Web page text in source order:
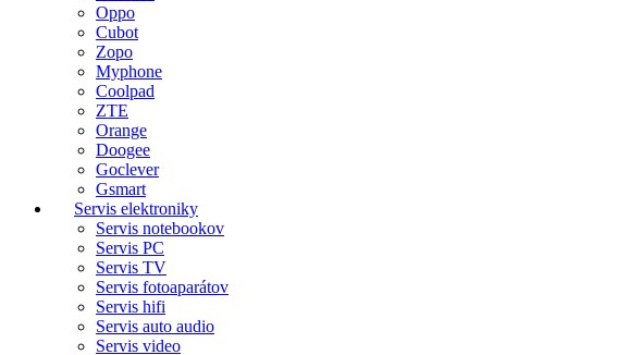
Oppo
Cubot
Zopo
Myphone
Coolpad
ZTE
Orange
Doogee
Goclever
Gsmart
Servis elektroniky
Servis notebookov
Servis PC
Servis TV
Servis fotoaparátov
Servis hifi
Servis auto audio
Servis video